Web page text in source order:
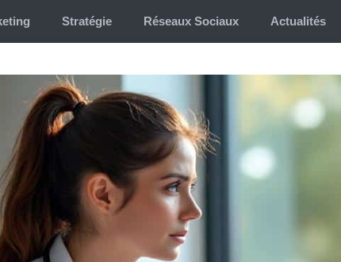
Stratégie Réseaux Sociaux Actualités